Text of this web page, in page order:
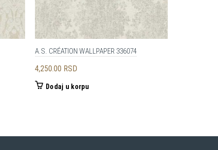
A.S. CRÉATION WALLPAPER 336074
4,250.00 RSD
Dodaj u korpu